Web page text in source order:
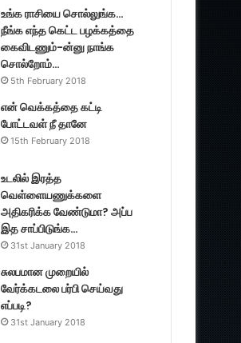
உங்க ராசியை சொல்லுங்க…
நீங்க எந்த கெட்ட பழக்கத்தை
கைவிடணும்-ன்னு நாங்க
சொல்றோம்…
5th February 2018
என் வெக்கத்தை கட்டி
போட்டவள் நீ தானே
15th February 2018
உடலில் இரத்த
வெள்ளையணுக்களை
அதிகரிக்க வேண்டுமா? அப்ப
இத சாப்பிடுங்க…
31st January 2018
சுலபமான முறையில்
வேர்க்கடலை பர்பி செய்வது
எப்படி?
31st January 2018